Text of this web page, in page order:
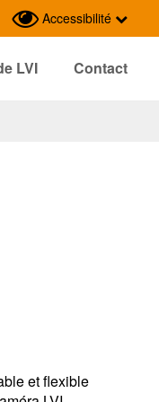
Accessibilité
LVI
Contact
et flexible